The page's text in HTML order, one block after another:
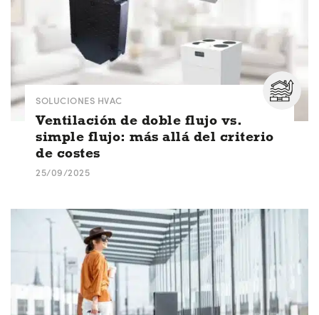
SOLUCIONES HVAC
Ventilación de doble flujo vs.
simple flujo: más allá del criterio
de costes
25/09/2025